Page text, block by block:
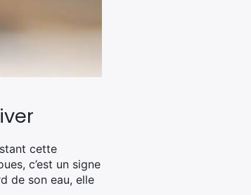
cette
c’est un signe
de son eau, elle